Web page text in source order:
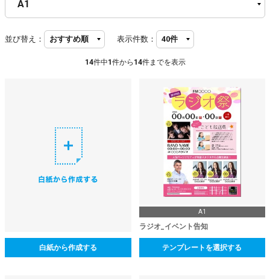
並び替え： 表示件数：
14件中1 件から 14件までを表示
白紙から作成する
A1
ラジオ_イベント告知
テンプレートを選択する